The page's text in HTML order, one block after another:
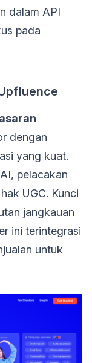
dalam API
pada
dengan
yang kuat.
pelacakan
UGC. Kunci
jangkauan
ini terintegrasi
untuk